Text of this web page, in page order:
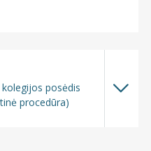
posėdis
procedūra)